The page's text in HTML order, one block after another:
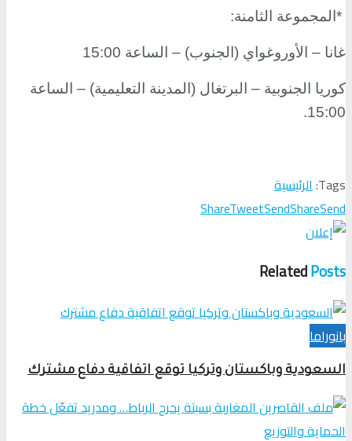
*المجموعة الثامنة:
غانا – الأوروغواي (الجنوب) – الساعة 15:00
كوريا الجنوبية – البرتغال (المدينة التعليمية) – الساعة
15:00
.
Tags: الرئيسية
ShareTweetSendShareSend
RelatedPosts
بانوراما
السعودية وباكستان وتركيا توقع اتفاقية دفاع مشترك